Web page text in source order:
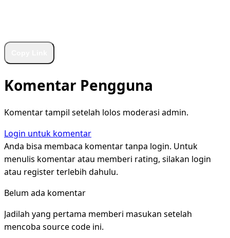
Komentar Pengguna
Komentar tampil setelah lolos moderasi admin.
Login untuk komentar
Anda bisa membaca komentar tanpa login. Untuk
menulis komentar atau memberi rating, silakan login
atau register terlebih dahulu.
Belum ada komentar
Jadilah yang pertama memberi masukan setelah
mencoba source code ini.